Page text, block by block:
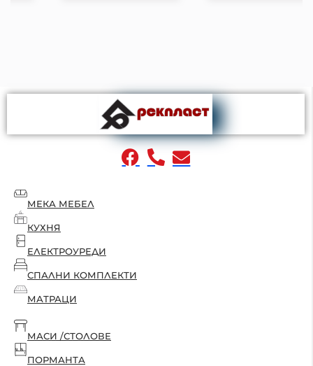
МЕКА МЕБЕЛ
КУХНЯ
ЕЛЕКТРОУРЕДИ
СПАЛНИ КОМПЛЕКТИ
МАТРАЦИ
МАСИ /СТОЛОВЕ
ПОРМАНТА